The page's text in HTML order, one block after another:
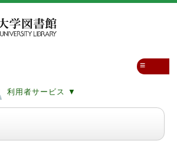
利用者サービス ▼
≡